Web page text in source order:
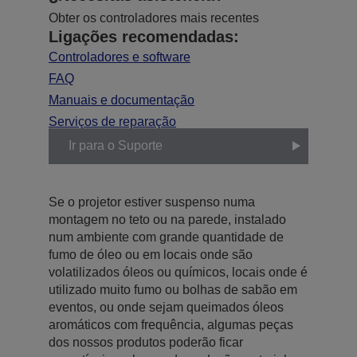
Obter os controladores mais recentes
Ligações recomendadas:
Controladores e software
FAQ
Manuais e documentação
Serviços de reparação
Ir para o Suporte
Se o projetor estiver suspenso numa
montagem no teto ou na parede, instalado
num ambiente com grande quantidade de
fumo de óleo ou em locais onde são
volatilizados óleos ou químicos, locais onde é
utilizado muito fumo ou bolhas de sabão em
eventos, ou onde sejam queimados óleos
aromáticos com frequência, algumas peças
dos nossos produtos poderão ficar